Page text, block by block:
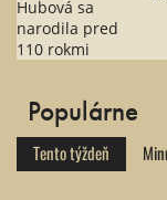
Populárne
Tento týždeň